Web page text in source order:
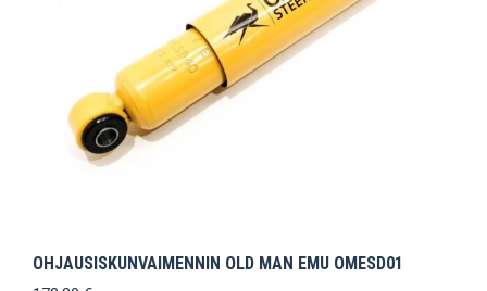
OHJAUSISKUNVAIMENNIN OLD MAN EMU OMESD01